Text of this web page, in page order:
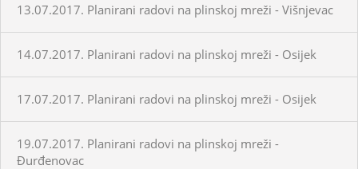
13.07.2017. Planirani radovi na plinskoj mreži - Višnjevac
14.07.2017. Planirani radovi na plinskoj mreži - Osijek
17.07.2017. Planirani radovi na plinskoj mreži - Osijek
19.07.2017. Planirani radovi na plinskoj mreži -
Đurđenovac